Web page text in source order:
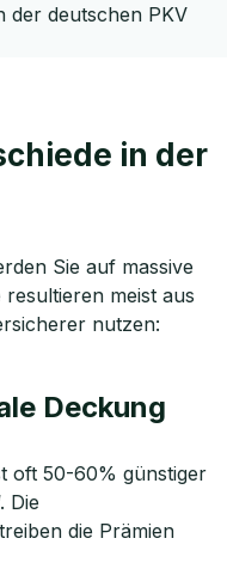
der deutschen PKV
in der
Sie auf massive
meist aus
nutzen:
Deckung
oft 50-60% günstiger
Die
die Prämien